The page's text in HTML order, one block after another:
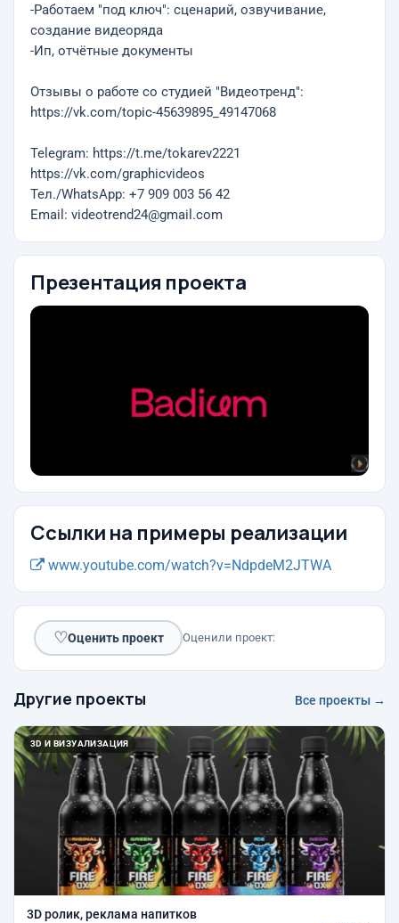
-Работаем "под ключ": сценарий, озвучивание,
создание видеоряда
-Ип, отчётные документы
Отзывы о работе со студией "Видеотренд":
https://vk.com/topic-45639895_49147068
Telegram: https://t.me/tokarev2221
https://vk.com/graphicvideos
Тел./WhatsApp: +7 909 003 56 42
Email: videotrend24@gmail.com
Презентация проекта
Ссылки на примеры реализации
www.youtube.com/watch?v=NdpdeM2JTWA
♡Оценить проект Оценили проект:
Другие проекты Все проекты →
3D И ВИЗУАЛИЗАЦИЯ
3D ролик, реклама напитков